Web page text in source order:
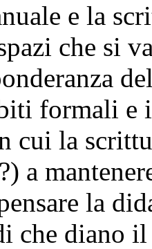
e la
che si
formali e
cui la
a
la
che diano